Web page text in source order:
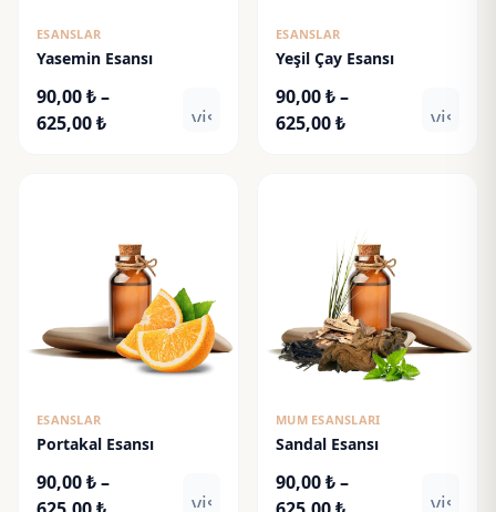
ESANSLAR
Yasemin Esansı
90,00₺–
625,00₺Fiyat
visibility
ESANSLAR
Yeşil Çay Esansı
90,00₺–
625,00₺Fiyat
ESANSLAR
Portakal Esansı
90,00₺–
visibility
MUM ESANSLARI
Sandal Esansı
90,00₺–